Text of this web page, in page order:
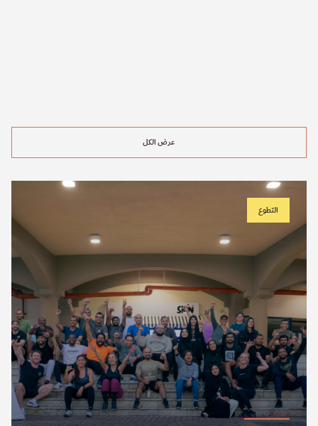
عرض الكل
التطوع